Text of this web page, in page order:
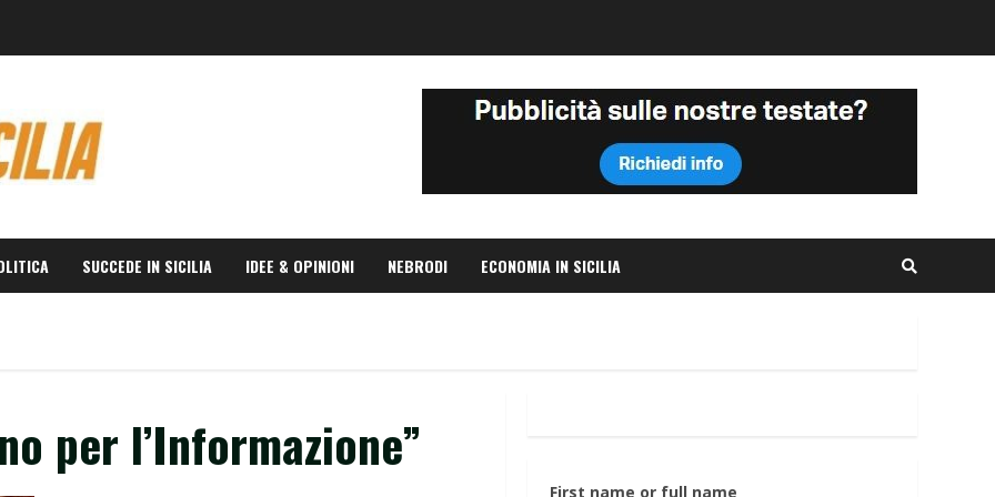
SUCCEDE IN SICILIA IDEE & OPINIONI NEBRODI ECONOMIA IN SICILIA
per l’Informazione”
First name or full name